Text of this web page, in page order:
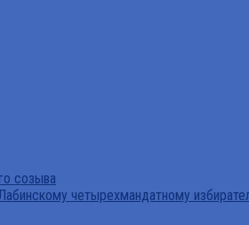
созыва
четырехмандатному